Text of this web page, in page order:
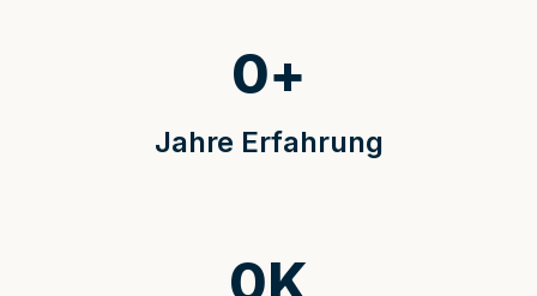
Jahre Erfahrung
0+
0K